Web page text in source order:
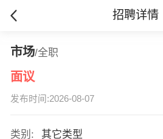
招聘详情
市场/全职
面议
发布时间:2026-08-07
类别:
其它类型